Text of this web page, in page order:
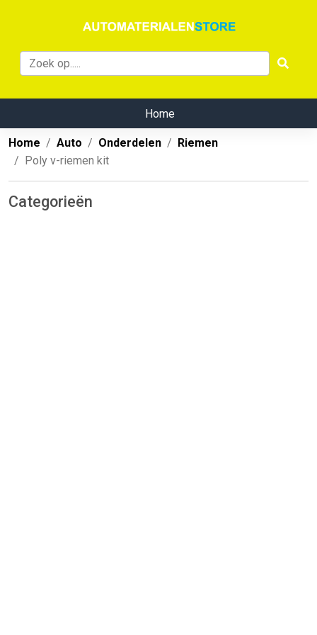
Home
Home Auto Onderdelen
Riemen
Poly v-riemen kit
Categorieën